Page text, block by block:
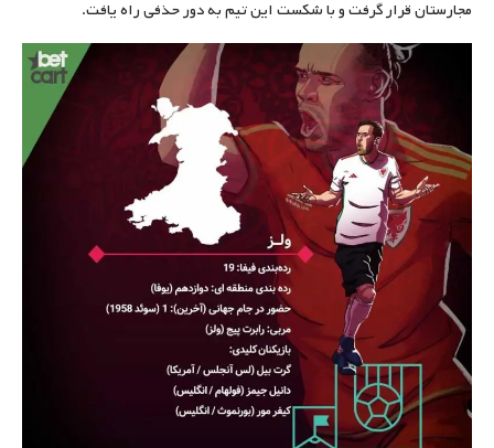
مجارستان قرار گرفت و با شکست این تیم به دور حذفی راه یافت.